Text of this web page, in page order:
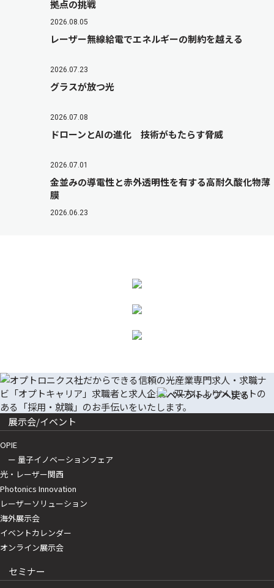
拠点の挑戦
2026.08.05
レーザー無線給電でエネルギーの制約を越える
2026.07.23
グラスが放つ光
2026.07.08
ドローンとAIの進化 技術がもたらす脅威
2026.07.01
金並みの導電性と赤外透明性を有する高耐久酸化物薄
膜
2026.06.23
展示会/イベント
OPIE
ー 量子イノベーションフェア
光・レーザー関西
Photonics Innovation
レーザーソリューション
海外展示会
イベントカレンダー
オンライン展示会
セミナー